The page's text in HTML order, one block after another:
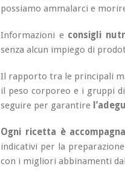
possiamo ammalarci e
Informazioni e consigli
senza alcun impiego di
Il rapporto tra le principali
il peso corporeo e i gruppi
seguire per garantire
Ogni ricetta è
indicativi per la
con i migliori abbinamenti